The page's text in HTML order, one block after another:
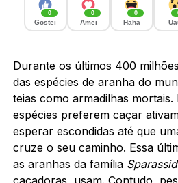
0
Gostei
0
Amei
0
Haha
Durante os últimos 400
das espécies de aranha do
teias como armadilhas
espécies preferem caçar
esperar escondidas até que
cruze o seu caminho. Essa
as aranhas da família
caçadoras, usam. Contudo,